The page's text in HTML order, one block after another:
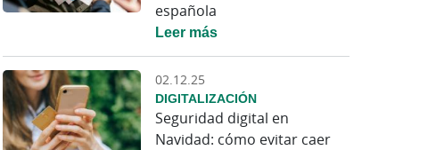
española
Leer más
02.12.25
DIGITALIZACIÓN
Seguridad digital en
Navidad: cómo evitar caer